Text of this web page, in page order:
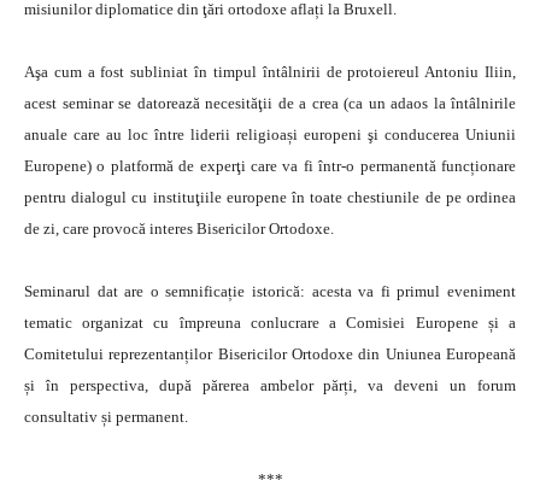
misiunilor diplomatice din ţări ortodoxe aflați la Bruxell.
Aşa cum a fost subliniat în timpul întâlnirii de protoiereul Antoniu Iliin,
acest seminar se datorează necesităţii de a crea (ca un adaos la întâlnirile
anuale care au loc între liderii religioași europeni şi conducerea Uniunii
Europene) o platformă de experţi care va fi într-o permanentă funcționare
pentru dialogul cu instituţiile europene în toate chestiunile de pe ordinea
de zi, care provocă interes Bisericilor Ortodoxe.
Seminarul dat are o semnificație istorică: acesta va fi primul eveniment
tematic organizat cu împreuna conlucrare a Comisiei Europene și a
Comitetului reprezentanților Bisericilor Ortodoxe din Uniunea Europeană
și în perspectiva, după părerea ambelor părți, va deveni un forum
consultativ și permanent.
***